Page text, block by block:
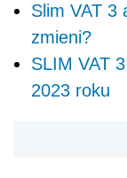
Slim VAT 3
zmieni?
SLIM VAT
2023 roku